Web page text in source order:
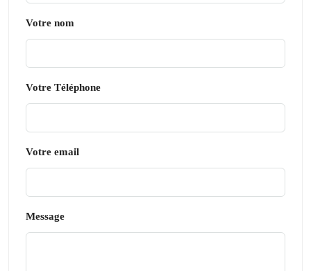
Votre nom
Votre Téléphone
Votre email
Message